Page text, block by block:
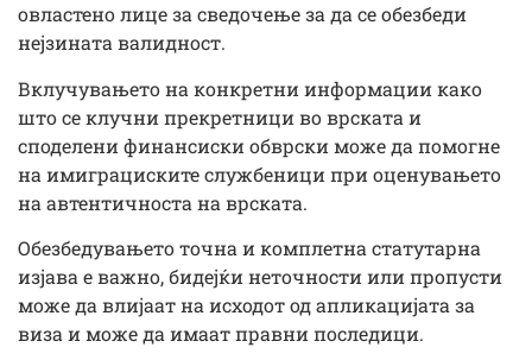
овластено лице за сведочење за да се обезбеди
нејзината валидност.
Вклучувањето на конкретни информации како
што се клучни прекретници во врската и
споделени финансиски обврски може да помогне
на имиграциските службеници при оценувањето
на автентичноста на врската.
Обезбедувањето точна и комплетна статутарна
изјава е важно, бидејќи неточности или пропусти
може да влијаат на исходот од апликацијата за
виза и може да имаат правни последици.